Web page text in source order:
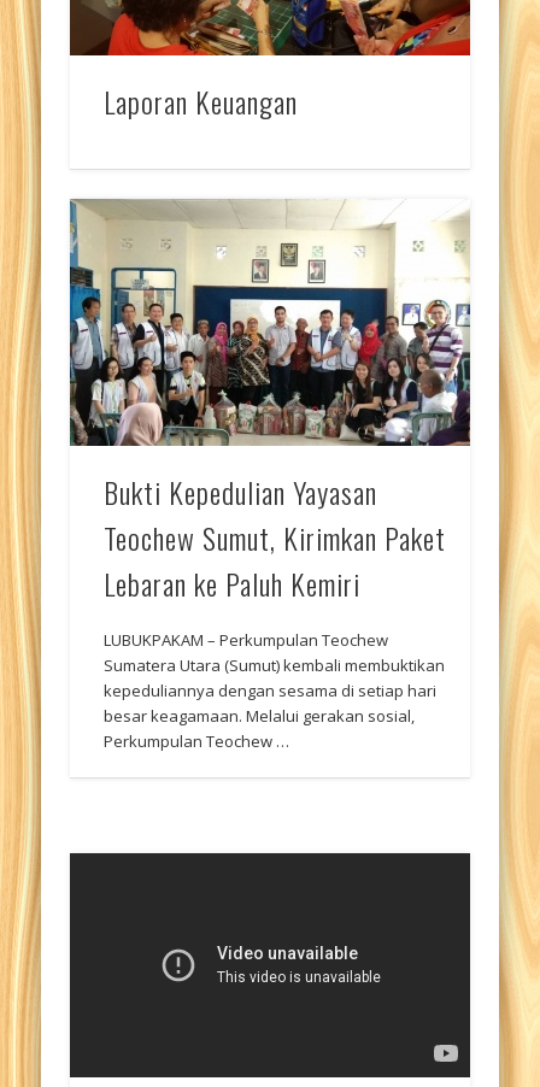
Laporan Keuangan
Bukti Kepedulian Yayasan
Teochew Sumut, Kirimkan Paket
Lebaran ke Paluh Kemiri
LUBUKPAKAM – Perkumpulan Teochew
Sumatera Utara (Sumut) kembali membuktikan
kepeduliannya dengan sesama di setiap hari
besar keagamaan. Melalui gerakan sosial,
Perkumpulan Teochew …